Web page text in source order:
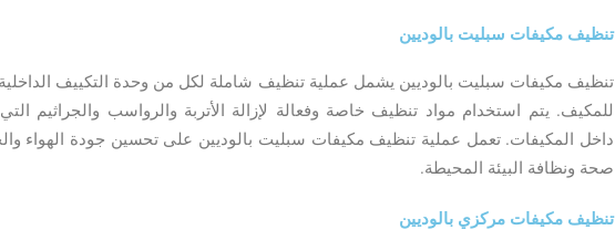
تنظيف مكيفات سبليت بالوديين
تنظيف مكيفات سبليت بالوديين يشمل عملية تنظيف شاملة لكل من وحدة التكييف الداخلية
للمكيف. يتم استخدام مواد تنظيف خاصة وفعالة لإزالة الأتربة والرواسب والجراثيم
داخل المكيفات. تعمل عملية تنظيف مكيفات سبليت بالوديين على تحسين جودة الهواء
صحة ونظافة البيئة المحيطة.
تنظيف مكيفات مركزي بالوديين